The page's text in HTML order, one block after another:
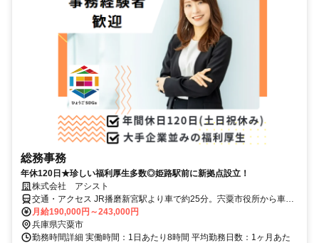
総務事務
年休120日★珍しい福利厚生多数◎姫路駅前に新拠点設立！
株式会社 アシスト
交通・アクセス JR播磨新宮駅より車で約25分。宍粟市役所から車で
約5分です。
月給190,000円～243,000円
兵庫県宍粟市
勤務時間詳細 実働時間：1日あたり8時間 平均勤務日数：1ヶ月あた